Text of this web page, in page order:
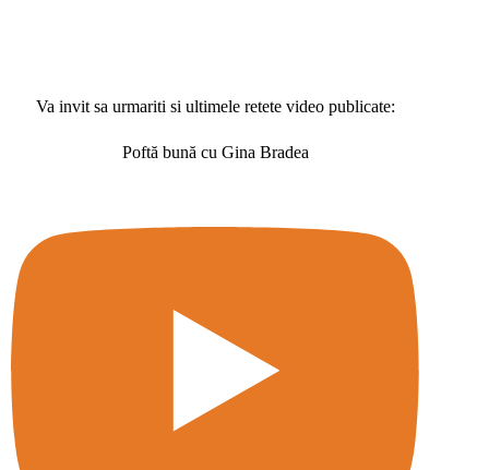
Va invit sa urmariti si ultimele retete video publicate:
Poftă bună cu Gina Bradea